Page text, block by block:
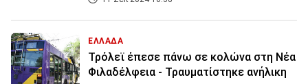
ΕΛΛΑΔΑ
Τρόλεϊ έπεσε πάνω σε κολώνα στη Νέα
Φιλαδέλφεια - Τραυματίστηκε ανήλικη